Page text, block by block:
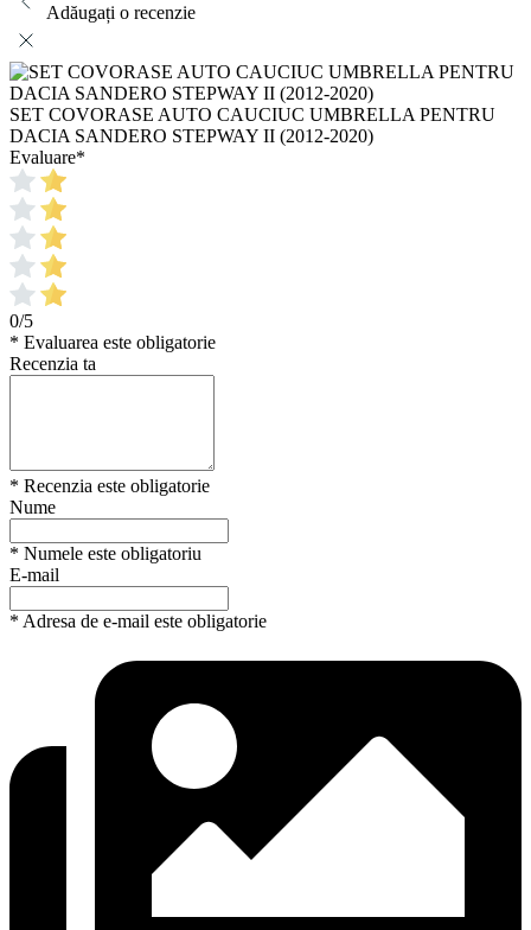
Adăugați o recenzie
SET COVORASE AUTO CAUCIUC UMBRELLA PENTRU
DACIA SANDERO STEPWAY II (2012-2020)
Evaluare*
0/5
* Evaluarea este obligatorie
Recenzia ta
* Recenzia este obligatorie
Nume
* Numele este obligatoriu
E-mail
* Adresa de e-mail este obligatorie